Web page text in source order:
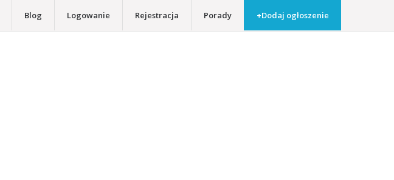
Blog Logowanie Rejestracja Porady +Dodaj ogłoszenie